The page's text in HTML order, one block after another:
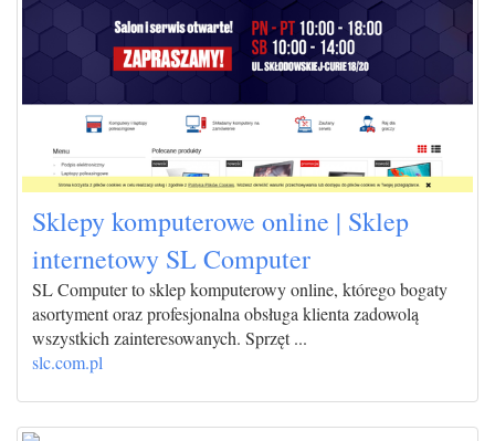
Sklepy komputerowe online | Sklep
internetowy SL Computer
SL Computer to sklep komputerowy online, którego bogaty
asortyment oraz profesjonalna obsługa klienta zadowolą
wszystkich zainteresowanych. Sprzęt ...
slc.com.pl